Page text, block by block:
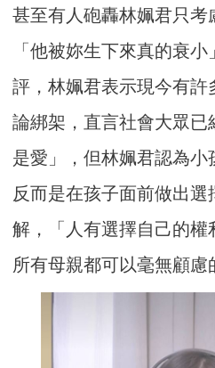
甚至有人砲轟林姵君只考
「他被妳生下來真的衰
評，林姵君表示現今有
論綁架，直言社會大眾
是愛」，但林姵君認為小
反而是在孩子面前做出選
解，「人有選擇自己的權
所有母親都可以毫無顧慮